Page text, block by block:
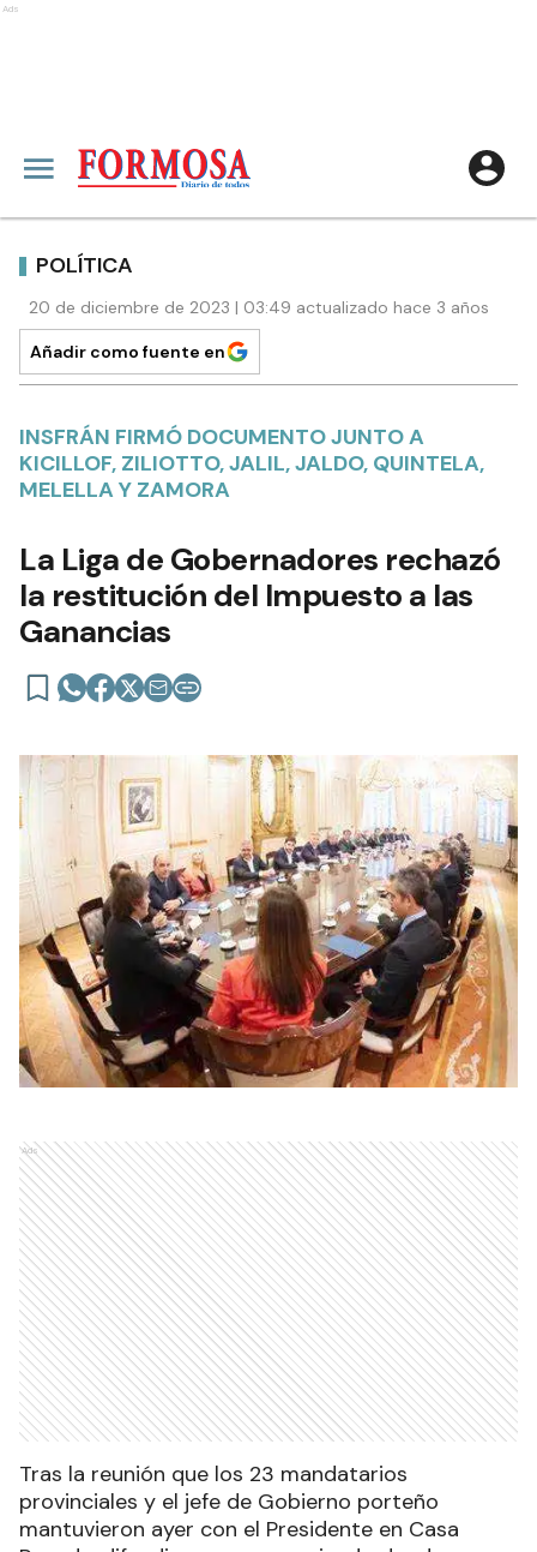
Ads
POLÍTICA
20 de diciembre de 2023 | 03:49 actualizado hace 3 años
Añadir como fuente en
INSFRÁN FIRMÓ DOCUMENTO JUNTO A
KICILLOF, ZILIOTTO, JALIL, JALDO, QUINTELA,
MELELLA Y ZAMORA
La Liga de Gobernadores rechazó
la restitución del Impuesto a las
Ganancias
Ads
Tras la reunión que los 23 mandatarios
provinciales y el jefe de Gobierno porteño
mantuvieron ayer con el Presidente en Casa